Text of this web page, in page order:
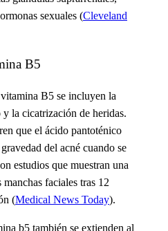
sexuales (Cleveland
B5
B5 se incluyen la
la cicatrización de heridas.
que el ácido pantoténico
del acné cuando se
estudios que muestran una
faciales tras 12
(Medical News Today).
b5 también se extienden al